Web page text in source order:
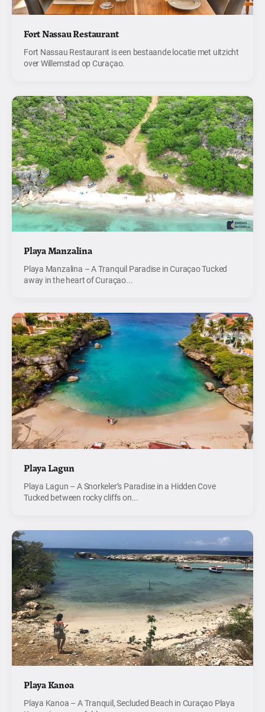
Fort Nassau Restaurant
Fort Nassau Restaurant is een bestaande locatie met uitzicht
over Willemstad op Curaçao.
Playa Manzalina
Playa Manzalina – A Tranquil Paradise in Curaçao Tucked
away in the heart of Curaçao...
Playa Lagun
Playa Lagun – A Snorkeler’s Paradise in a Hidden Cove
Tucked between rocky cliffs on...
Playa Kanoa
Playa Kanoa – A Tranquil, Secluded Beach in Curaçao Playa